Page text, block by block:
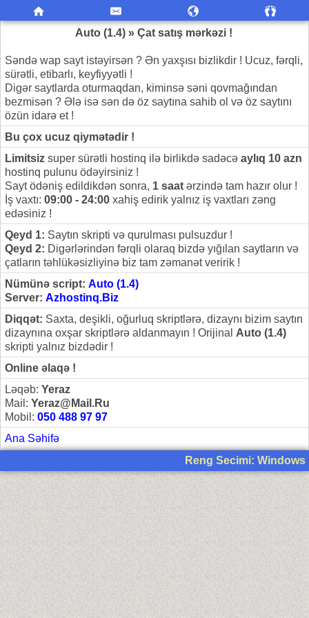
Auto (1.4) » Çat satış mərkəzi !
Səndə wap sayt istəyirsən ? Ən yaxşısı bizlikdir ! Ucuz, fərqli,
sürətli, etibarlı, keyfiyyətli !
Digər saytlarda oturmaqdan, kiminsə səni qovmağından
bezmisən ? Ələ isə sən də öz saytına sahib ol və öz saytını
özün idarə et !
Bu çox ucuz qiymətədir !
Limitsiz super sürətli hostinq ilə birlikdə sadəcə aylıq 10 azn
hostinq pulunu ödəyirsiniz !
Sayt ödəniş edildikdən sonra, 1 saat ərzində tam hazır olur !
İş vaxtı: 09:00 - 24:00 xahiş edirik yalnız iş vaxtları zəng
edəsiniz !
Qeyd 1: Saytın skripti və qurulması pulsuzdur !
Qeyd 2: Digərlərindən fərqli olaraq bizdə yığılan saytların və
çatların təhlükəsizliyinə biz tam zəmanət veririk !
Nümünə script: Auto (1.4)
Server: Azhostinq.Biz
Diqqət: Saxta, deşikli, oğurluq skriptlərə, dizaynı bizim saytın
dizaynına oxşar skriptlərə aldanmayın ! Orijinal Auto (1.4)
skripti yalnız bizdədir !
Online əlaqə !
Ləqəb: Yeraz
Mail: Yeraz@Mail.Ru
Mobil: 050 488 97 97
Ana Səhifə
Reng Secimi: Windows